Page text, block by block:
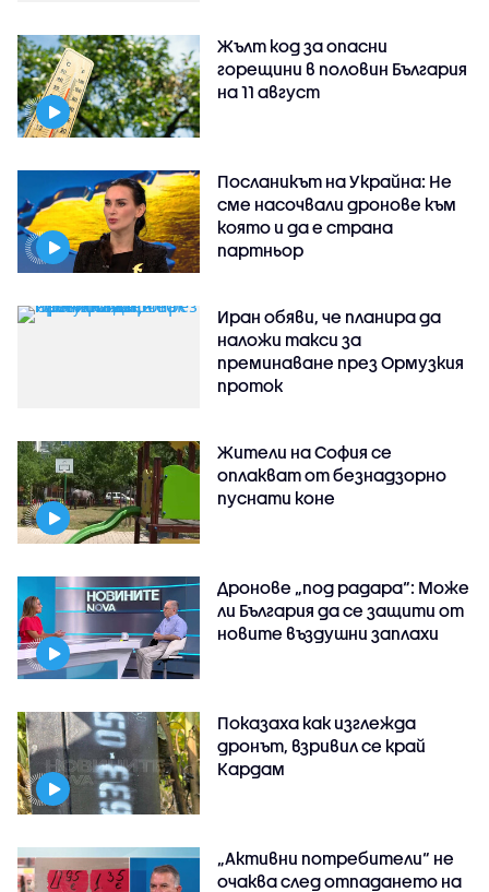
Жълт код за опасни
горещини в половин България
на 11 август
Посланикът на Украйна: Не
сме насочвали дронове към
която и да е страна
партньор
Иран обяви, че планира да
наложи такси за
преминаване през Ормузкия
проток
Жители на София се
оплакват от безнадзорно
пуснати коне
Дронове „под радара“: Може
ли България да се защити от
новите въздушни заплахи
Показаха как изглежда
дронът, взривил се край
Кардам
„Активни потребители“ не
очаква след отпадането на